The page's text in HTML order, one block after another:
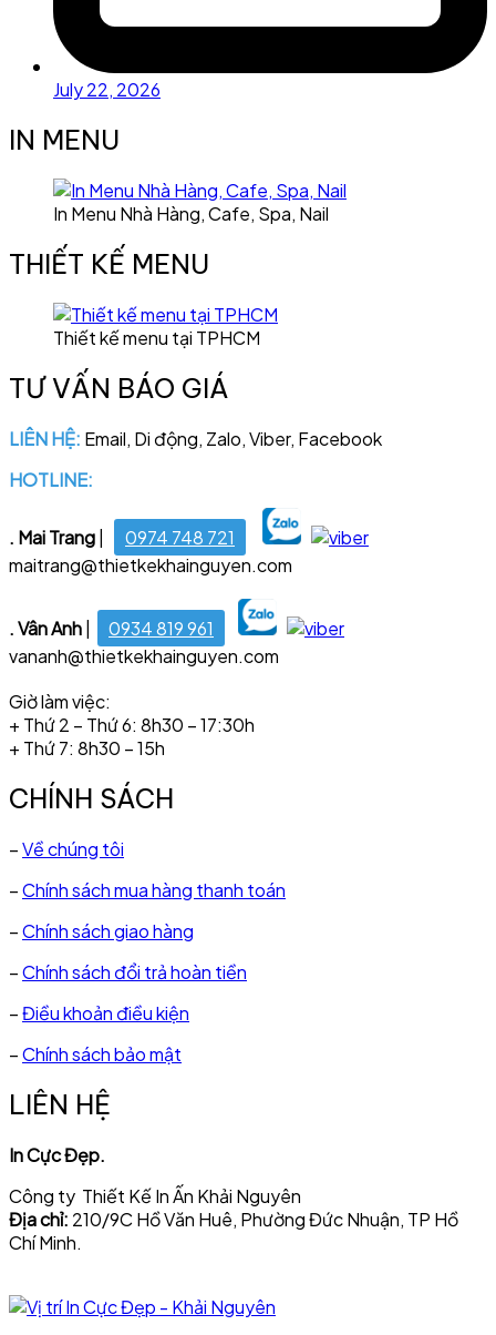
July 22, 2026
IN MENU
In Menu Nhà Hàng, Cafe, Spa, Nail
THIẾT KẾ MENU
Thiết kế menu tại TPHCM
TƯ VẤN BÁO GIÁ
LIÊN HỆ: Email, Di động, Zalo, Viber, Facebook
HOTLINE:
. Mai Trang|
0974 748 721
maitrang@thietkekhainguyen.com
. Vân Anh
0934 819 961
vananh@thietkekhainguyen.com
Giờ làm việc:
+ Thứ 2 – Thứ 6: 8h30 – 17:30h
+ Thứ 7: 8h30 – 15h
CHÍNH SÁCH
–Về chúng tôi
–Chính sách mua hàng thanh toán
–Chính sách giao hàng
–Chính sách đổi trả hoàn tiền
–Điều khoản điều kiện
–Chính sách bảo mật
LIÊN HỆ
In Cực Đẹp.
Công ty Thiết Kế In Ấn Khải Nguyên
Địa chỉ: 210/9C Hồ Văn Huê, Phường Đức Nhuận, TP Hồ
Chí Minh.